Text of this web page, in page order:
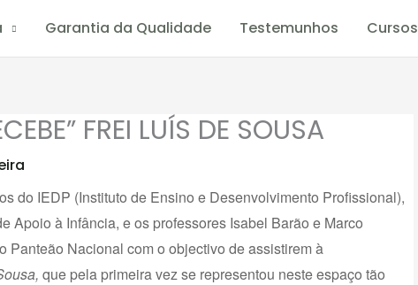
Garantia da Qualidade Testemunhos Cursos
FREI LUÍS DE SOUSA
do IEDP (Instituto de Ensino e Desenvolvimento Profissional),
Apoio à Infância, e os professores Isabel Barão e Marco
Panteão Nacional com o objectivo de assistirem à
que pela primeira vez se representou neste espaço tão